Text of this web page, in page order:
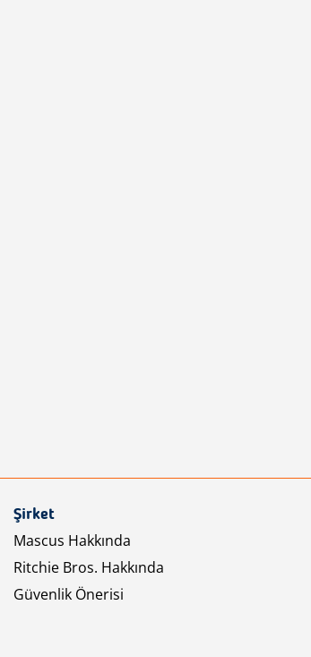
Şirket
Mascus Hakkında
Ritchie Bros. Hakkında
Güvenlik Önerisi